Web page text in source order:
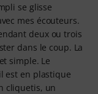
se glisse
mes écouteurs.
deux ou trois
dans le coup. La
simple. Le
est en plastique
cliquetis, un